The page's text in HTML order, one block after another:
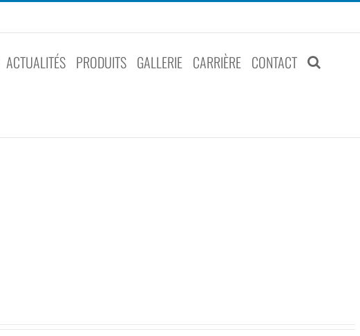
ACTUALITÉS PRODUITS GALLERIE CARRIÈRE CONTACT